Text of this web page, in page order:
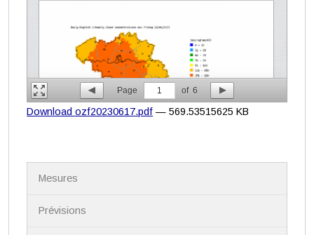
Page 1 of 6
Download ozf20230617.pdf — 569.53515625 KB
Mesures
Prévisions